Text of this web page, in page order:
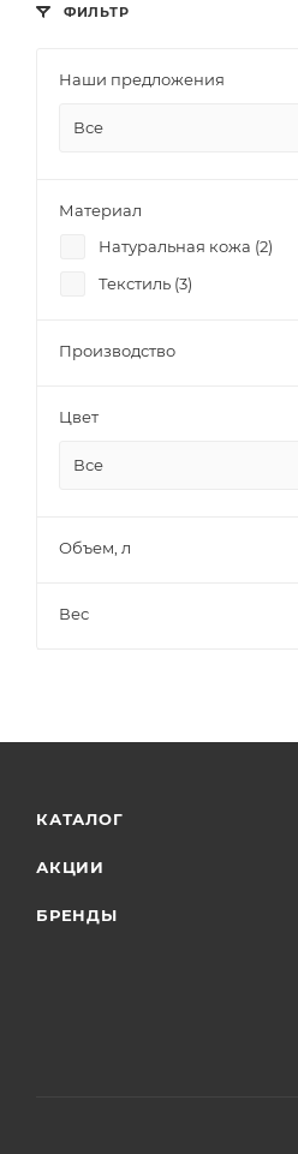
ФИЛЬТР
Наши предложения
Все
Материал
Натуральная кожа (2)
Текстиль (3)
Производство
Цвет
Все
Объем, л
Вес
КАТАЛОГ
АКЦИИ
БРЕНДЫ